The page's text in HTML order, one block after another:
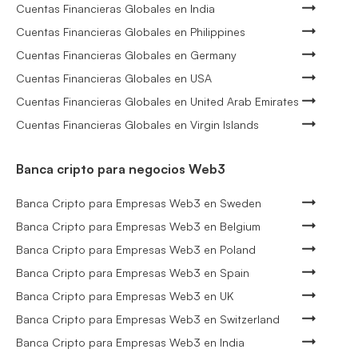
Cuentas Financieras Globales en India
Cuentas Financieras Globales en Philippines
Cuentas Financieras Globales en Germany
Cuentas Financieras Globales en USA
Cuentas Financieras Globales en United Arab Emirates
Cuentas Financieras Globales en Virgin Islands
Banca cripto para negocios Web3
Banca Cripto para Empresas Web3 en Sweden
Banca Cripto para Empresas Web3 en Belgium
Banca Cripto para Empresas Web3 en Poland
Banca Cripto para Empresas Web3 en Spain
Banca Cripto para Empresas Web3 en UK
Banca Cripto para Empresas Web3 en Switzerland
Banca Cripto para Empresas Web3 en India